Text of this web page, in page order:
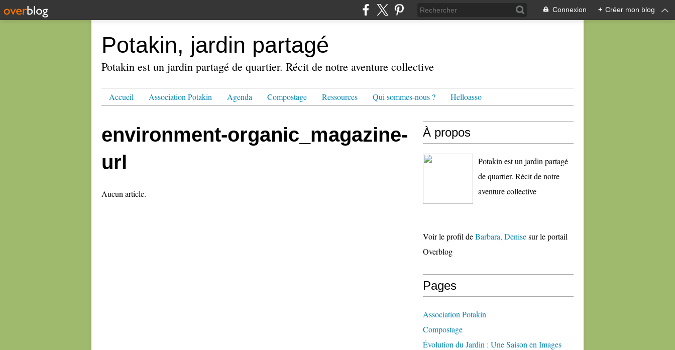
Connexion + Créer mon blog
Potakin, jardin partagé
Potakin est un jardin partagé de quartier. Récit de notre aventure collective
Accueil Association Potakin Agenda Compostage Ressources Qui sommes-nous ? Helloasso
environment-organic_magazine-
url
Aucun article.
À propos
Potakin est un jardin partagé
de quartier. Récit de notre
aventure collective
Voir le profil deBarbara, Denisesur le portail
Overblog
Pages
Association Potakin
Compostage
Évolution du Jardin : Une Saison en Images